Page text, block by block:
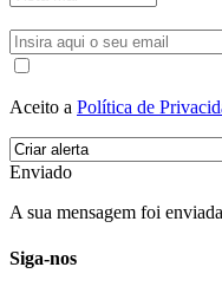
Aceito a Política de
Enviado
A sua mensagem foi
Siga-nos